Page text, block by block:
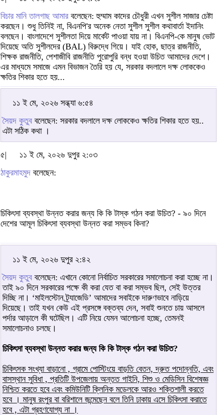
বিচার মানি তালগাছ আমার বলেছেন: হুম্মাম কাদের চৌধুরী এখন সুশীল সাজার চেষ্টা
করছেন। শুধু তিনিই না, বিএনপি'র অনেক নেতা সুশীল সুশীল কথাবার্তা ইদানিং
বলছেন। বাংলাদেশে সুশীলতা দিয়ে মার্কেট পাওয়া যায় না। বিএনপি-কে মানুষ ভোট
দিয়েছে অতি সুশীলদের (BAL) বিরুদ্ধে গিয়ে। যাই হোক, ছাত্র রাজনীতি,
শিক্ষক রাজনীতি, পেশাজীবি রাজনীতি পুরোপুরি বন্ধ হওয়া উচিত আমাদের দেশে।
এর মাধ্যমে সমাজে এমন বিভাজন তৈরি হয় যে, সরকার বদলালে দক্ষ লোককেও
ক্ষতির শিকার হতে হয়...
১১ ই মে, ২০২৬ সন্ধ্যা ৬:৫৪
সৈয়দ কুতুব বলেছেন: সরকার বদলালে দক্ষ লোককেও ক্ষতির শিকার হতে হয়..
এটা সঠিক কথা ।
৫|
১১ ই মে, ২০২৬ দুপুর ২:০৩
ঠাকুরমাহমুদ বলেছেন:
চিকিৎসা ব্যবস্থা উন্নত করার জন্য কি কি টাস্ক গঠন করা উচিত? - ৯০ দিনে
দেশের আমূল চিকিৎসা ব্যবস্থা উন্নত করা সম্ভব কিনা?
১১ ই মে, ২০২৬ দুপুর ২:৪২
সৈয়দ কুতুব বলেছেন: এখানে কোনো নির্বাচিত সরকারের সমালোচনা করা হচ্ছে না।
তাই ৯০ দিনে সরকারের পক্ষে কী করা যেত বা করা সম্ভব ছিল, সেই উত্তর
দিচ্ছি না। ‘মাইলস্টোন ট্র্যাজেডি’ আমাদের সবাইকে দারুণভাবে নাড়িয়ে
দিয়েছে। তাই যখন কেউ এই প্রসঙ্গে বক্তব্য দেন, সবাই শুনতে চায় আসলে
পর্দার আড়ালে কী ঘটেছিল। এটি নিয়ে যেমন আলোচনা হচ্ছে, তেমনই
সমালোচনাও চলছে।
চিকিৎসা ব্যবস্থা উন্নত করার জন্য কি কি টাস্ক গঠন করা উচিত?
চিকিৎসক সংখ্যা বাড়ানো , গ্রামে পোস্টিংয়ে বাড়তি বেতন, দ্রুত পদোন্নতি, এবং
বাসস্থান সুবিধা , প্রতিটি উপজেলায় অন্তত গাইনি, শিশু ও মেডিসিন বিশেষজ্ঞ
নিশ্চিত করতে হবে এবং কমিউনিটি ক্লিনিক মডেলকে আরও শক্তিশালী করতে
হবে । মানুষ রংপুর বা বরিশালে জন্মেছেন বলে তিনি ঢাকায় এসে চিকিৎসা করাতে
হবে , এটা গ্রহণযোগ্য না ।